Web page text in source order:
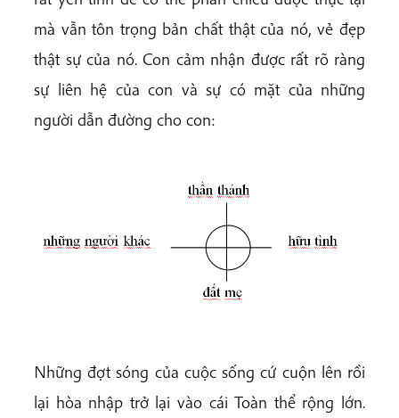
mà vẫn tôn trọng bản chất thật của nó, vẻ đẹp
thật sự của nó. Con cảm nhận được rất rõ ràng
sự liên hệ của con và sự có mặt của những
người dẫn đường cho con:
Những đợt sóng của cuộc sống cứ cuộn lên rồi
lại hòa nhập trở lại vào cái Toàn thể rộng lớn.